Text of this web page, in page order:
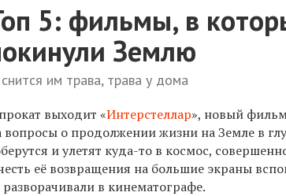
5: фильмы, в
Землю
им трава, трава у дома
выходит «Интерстеллар», новый
вопросы о продолжении жизни на Земле в
и улетят куда-то в космос,
её возвращения на большие экраны
разворачивали в кинематографе.